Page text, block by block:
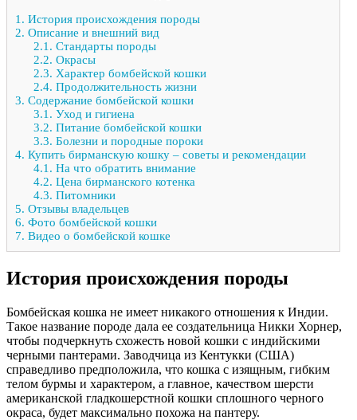
1. История происхождения породы
2. Описание и внешний вид
2.1. Стандарты породы
2.2. Окрасы
2.3. Характер бомбейской кошки
2.4. Продолжительность жизни
3. Содержание бомбейской кошки
3.1. Уход и гигиена
3.2. Питание бомбейской кошки
3.3. Болезни и породные пороки
4. Купить бирманскую кошку – советы и рекомендации
4.1. На что обратить внимание
4.2. Цена бирманского котенка
4.3. Питомники
5. Отзывы владельцев
6. Фото бомбейской кошки
7. Видео о бомбейской кошке
История происхождения породы
Бомбейская кошка не имеет никакого отношения к Индии.
Такое название породе дала ее создательница Никки Хорнер,
чтобы подчеркнуть схожесть новой кошки с индийскими
черными пантерами. Заводчица из Кентукки (США)
справедливо предположила, что кошка с изящным, гибким
телом бурмы и характером, а главное, качеством шерсти
американской гладкошерстной кошки сплошного черного
окраса, будет максимально похожа на пантеру.